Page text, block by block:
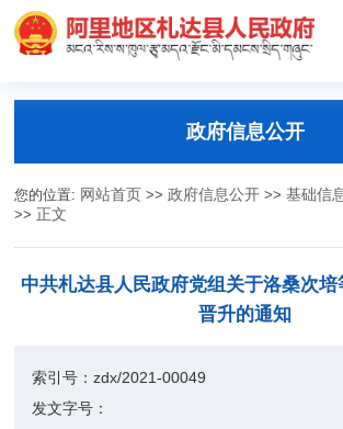
政府信息公开
您的位置: 网站首页 >>政府信息公开 >>基础信
>> 正文
中共札达县人民政府党组关于洛桑次
晋升的通知
索引号：zdx/2021-00049
发文字号：